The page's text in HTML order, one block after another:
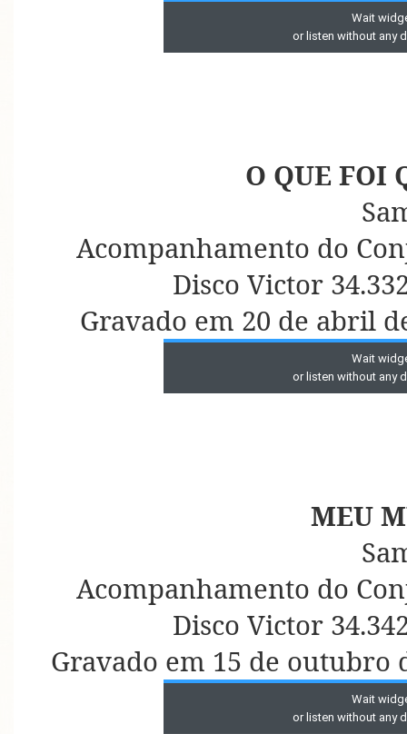
O QUE FOI
Acompanhamento do
Disco Victor
Gravado em 20 de abril
MEU
Acompanhamento do
Disco Victor
Gravado em 15 de outubro